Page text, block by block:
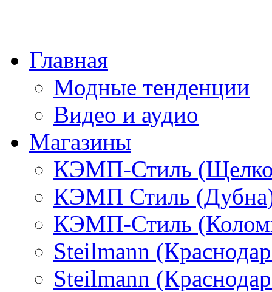
Главная
Модные тенденции
Видео и аудио
Магазины
КЭМП-Стиль
КЭМП Стиль
КЭМП-Стиль
Steilmann
Steilmann